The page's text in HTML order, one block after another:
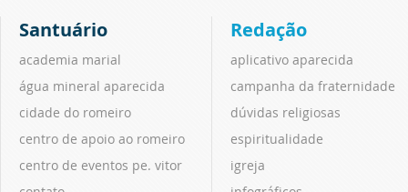
Santuário
academia marial
água mineral aparecida
cidade do romeiro
centro de apoio ao romeiro
centro de eventos pe. vitor
Redação
aplicativo aparecida
campanha da fraternidade
dúvidas religiosas
espiritualidade
igreja